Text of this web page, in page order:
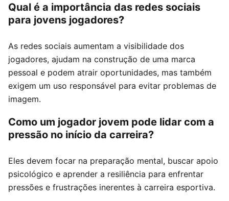
Qual é a importância das redes sociais
para jovens jogadores?
As redes sociais aumentam a visibilidade dos
jogadores, ajudam na construção de uma marca
pessoal e podem atrair oportunidades, mas também
exigem um uso responsável para evitar problemas de
imagem.
Como um jogador jovem pode lidar com a
pressão no início da carreira?
Eles devem focar na preparação mental, buscar apoio
psicológico e aprender a resiliência para enfrentar
pressões e frustrações inerentes à carreira esportiva.